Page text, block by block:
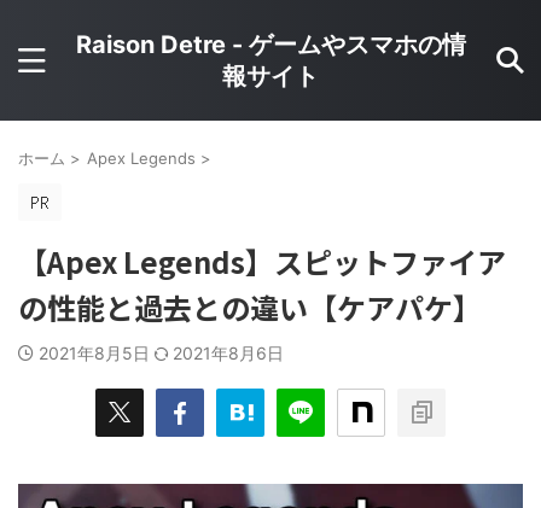
Raison Detre - ゲームやスマホの情
報サイト
ホーム > Apex Legends >
【Apex Legends】スピットファイア
の性能と過去との違い【ケアパケ】
2021年8月5日 2021年8月6日